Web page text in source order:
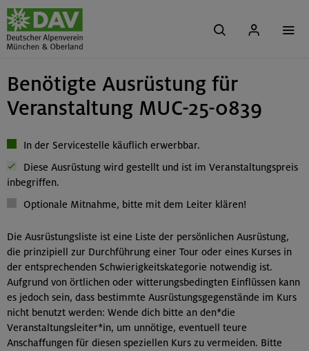
Benötigte Ausrüstung für
Veranstaltung MUC-25-0839
In der Servicestelle käuflich erwerbbar.
Diese Ausrüstung wird gestellt und ist im Veranstaltungspreis
inbegriffen.
Optionale Mitnahme, bitte mit dem Leiter klären!
Die Ausrüstungsliste ist eine Liste der persönlichen Ausrüstung,
die prinzipiell zur Durchführung einer Tour oder eines Kurses in
der entsprechenden Schwierigkeitskategorie notwendig ist.
Aufgrund von örtlichen oder witterungsbedingten Einflüssen kann
es jedoch sein, dass bestimmte Ausrüstungsgegenstände im Kurs
nicht benutzt werden: Wende dich bitte an den*die
Veranstaltungsleiter*in, um unnötige, eventuell teure
Anschaffungen für diesen speziellen Kurs zu vermeiden. Bitte